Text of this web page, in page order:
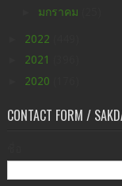
มกราคม
2022
2021
2020
CONTACT FORM /